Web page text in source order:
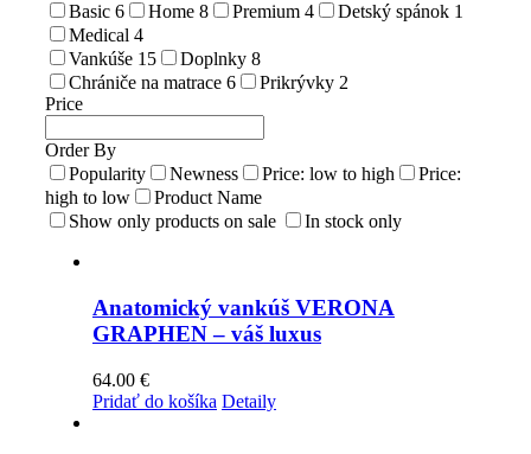
Basic 6 Home 8 Premium 4 Detský spánok 1
Medical 4
Vankúše 15 Doplnky 8
Chrániče na matrace 6 Prikrývky 2
Price
Order By
Popularity
Newness Price: low to high
Price:
high to low
Product Name
Show only products on sale
In stock only
Anatomický vankúš VERONA
GRAPHEN – váš luxus
64.00 €
Pridať do košíka Detaily